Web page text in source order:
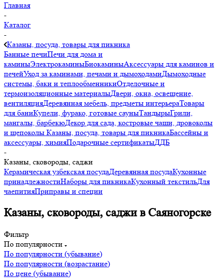
Главная
-
Каталог
-
Казаны, посуда, товары для пикника
Банные печиПечи для дома и
каминыЭлектрокаминыБиокаминыАксессуары для каминов и
печейУход за каминами, печами и дымоходамиДымоходные
системы, баки и теплообменникиОтделочные и
термоизоляционные материалыДвери, окна, освещение,
вентиляцияДеревянная мебель, предметы интерьераТовары
для баниКупели, фурако, готовые сауныТандырыГрили,
мангалы, барбекюДекор для сада, костровые чаши, дровоколы
и щепоколы Казаны, посуда, товары для пикникаБассейны и
аксессуары, химияПодарочные сертификатыДДБ
-
Казаны, сковороды, саджи
Керамическая узбекская посудаДеревянная посудаКухонные
принадлежностиНаборы для пикникаКухонный текстильДля
чаепитияПриправы и специи
Казаны, сковороды, саджи в Саяногорске
Фильтр
По популярности
По популярности (убывание)
По популярности (возрастание)
По цене (убывание)